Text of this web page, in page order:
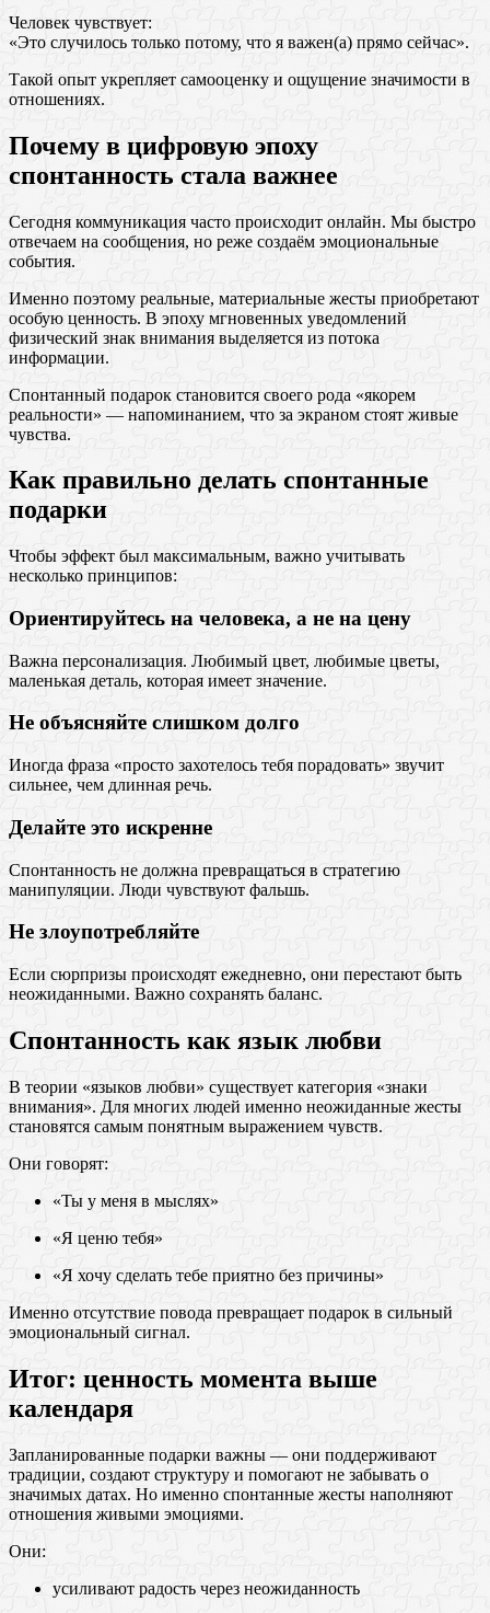
Человек чувствует:
«Это случилось только потому, что я важен(а) прямо сейчас».
Такой опыт укрепляет самооценку и ощущение значимости в
отношениях.
Почему в цифровую эпоху
спонтанность стала важнее
Сегодня коммуникация часто происходит онлайн. Мы быстро
отвечаем на сообщения, но реже создаём эмоциональные
события.
Именно поэтому реальные, материальные жесты приобретают
особую ценность. В эпоху мгновенных уведомлений
физический знак внимания выделяется из потока
информации.
Спонтанный подарок становится своего рода «якорем
реальности» — напоминанием, что за экраном стоят живые
чувства.
Как правильно делать спонтанные
подарки
Чтобы эффект был максимальным, важно учитывать
несколько принципов:
Ориентируйтесь на человека, а не на цену
Важна персонализация. Любимый цвет, любимые цветы,
маленькая деталь, которая имеет значение.
Не объясняйте слишком долго
Иногда фраза «просто захотелось тебя порадовать» звучит
сильнее, чем длинная речь.
Делайте это искренне
Спонтанность не должна превращаться в стратегию
манипуляции. Люди чувствуют фальшь.
Не злоупотребляйте
Если сюрпризы происходят ежедневно, они перестают быть
неожиданными. Важно сохранять баланс.
Спонтанность как язык любви
В теории «языков любви» существует категория «знаки
внимания». Для многих людей именно неожиданные жесты
становятся самым понятным выражением чувств.
Они говорят:
«Ты у меня в мыслях»
«Я ценю тебя»
«Я хочу сделать тебе приятно без причины»
Именно отсутствие повода превращает подарок в сильный
эмоциональный сигнал.
Итог: ценность момента выше
календаря
Запланированные подарки важны — они поддерживают
традиции, создают структуру и помогают не забывать о
значимых датах. Но именно спонтанные жесты наполняют
отношения живыми эмоциями.
Они:
усиливают радость через неожиданность